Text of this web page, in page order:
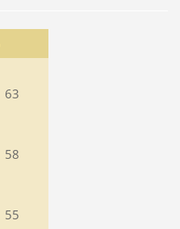
63
58
55